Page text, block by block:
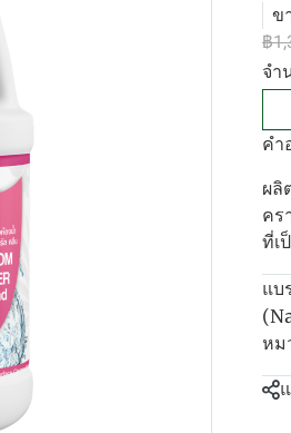
ข
฿
จำ
คำ
ผลิ
คร
ที่เ
แบ
หม